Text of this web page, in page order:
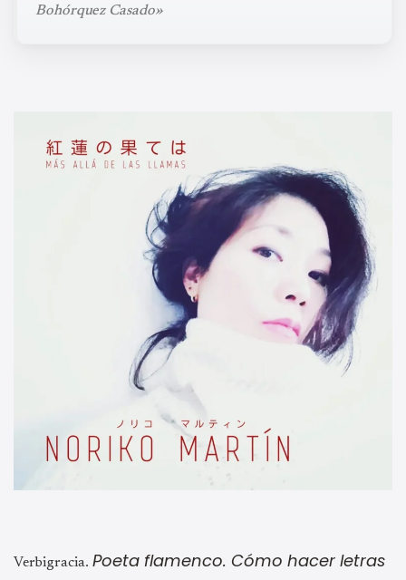
Bohórquez Casado»
Verbigracia. Poeta flamenco. Cómo hacer letras